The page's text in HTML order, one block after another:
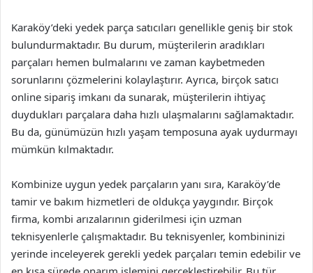
Karaköy’deki yedek parça satıcıları genellikle geniş bir stok
bulundurmaktadır. Bu durum, müşterilerin aradıkları
parçaları hemen bulmalarını ve zaman kaybetmeden
sorunlarını çözmelerini kolaylaştırır. Ayrıca, birçok satıcı
online sipariş imkanı da sunarak, müşterilerin ihtiyaç
duydukları parçalara daha hızlı ulaşmalarını sağlamaktadır.
Bu da, günümüzün hızlı yaşam temposuna ayak uydurmayı
mümkün kılmaktadır.
Kombinize uygun yedek parçaların yanı sıra, Karaköy’de
tamir ve bakım hizmetleri de oldukça yaygındır. Birçok
firma, kombi arızalarının giderilmesi için uzman
teknisyenlerle çalışmaktadır. Bu teknisyenler, kombininizi
yerinde inceleyerek gerekli yedek parçaları temin edebilir ve